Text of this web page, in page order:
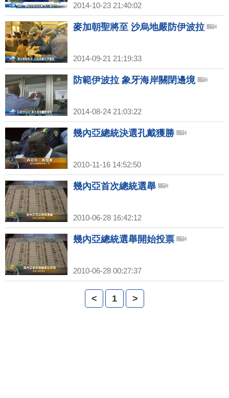
2014-10-23 21:40:02
麥加朝聖將至 沙烏地嚴防伊波拉
2014-09-21 21:19:33
防範伊波拉 象牙海岸關閉邊境
2014-08-24 21:03:22
幾內亞總統決選孔戴獲勝
2010-11-16 14:52:50
幾內亞首次總統選舉
2010-06-28 16:42:12
幾內亞總統選舉開始投票
2010-06-28 00:27:37
< 1 >